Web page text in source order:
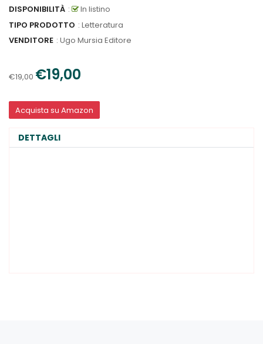
DISPONIBILITÀ :
In listino
TIPO PRODOTTO : Letteratura
VENDITORE : Ugo Mursia Editore
€19,00 €19,00
Acquista su Amazon
DETTAGLI